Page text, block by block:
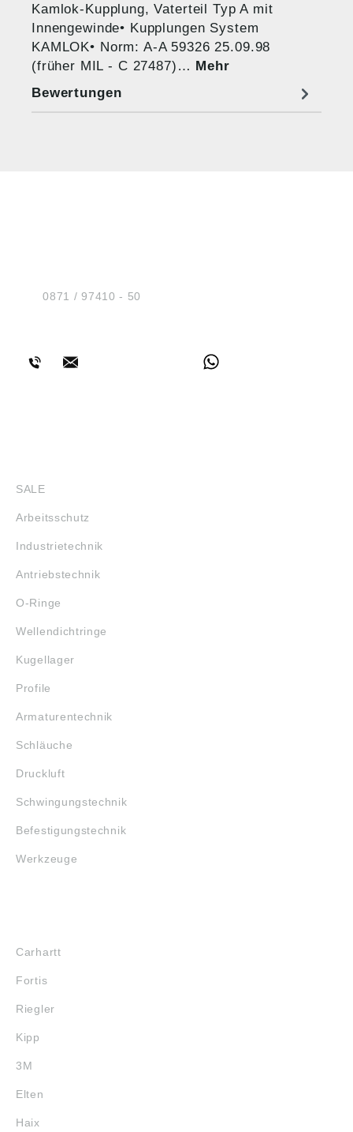
Kamlok-Kupplung, Vaterteil Typ A mit
Innengewinde• Kupplungen System
KAMLOK• Norm: A-A 59326 25.09.98
(früher MIL - C 27487)… Mehr
Bewertungen
Tel.:0871 / 97410 - 50
SALE
Arbeitsschutz
Industrietechnik
Antriebstechnik
O-Ringe
Wellendichtringe
Kugellager
Profile
Armaturentechnik
Schläuche
Druckluft
Schwingungstechnik
Befestigungstechnik
Werkzeuge
Carhartt
Fortis
Riegler
Kipp
3M
Elten
Haix